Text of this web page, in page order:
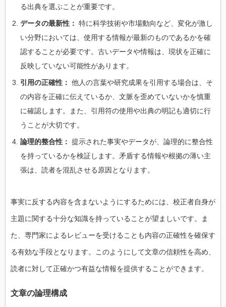
る出典を選ぶことが重要です。
データの最新性： 特に科学技術や市場動向など、変化が激し
い分野においては、使用する情報が最新のものであるかを確
認することが必要です。古いデータや情報は、現状を正確に
反映していない可能性があります。
引用の正確性： 他人の言葉や研究成果を引用する場合は、そ
の内容を正確に伝えているか、文脈を歪めていないかを慎重
に確認します。また、引用符の使用や出典の明記も適切に行
うことが大切です。
論理的整合性： 提示された事実やデータが、論理的に整合性
を持っているかを検証します。矛盾する情報や根拠の薄い主
張は、読者を混乱させる原因となります。
事実に反する内容を含まないようにするためには、校正者自身が
主題に関する十分な知識を持っていることが望ましいです。ま
た、専門家によるレビューを受けることも内容の正確性を確保す
る有効な手段となります。このようにして文章の信頼性を高め、
読者に対して正確かつ有益な情報を提供することができます。
文章の論理構成